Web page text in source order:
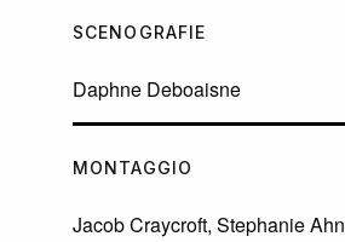
SCENOGRAFIE
Daphne Deboaisne
MONTAGGIO
Jacob Craycroft, Stephanie Ahn